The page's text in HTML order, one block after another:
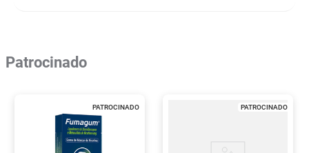
Patrocinado
PATROCINADO PATROCINADO